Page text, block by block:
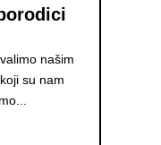
našim
su nam